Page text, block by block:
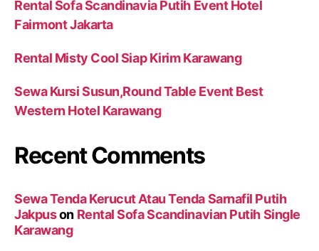
Rental Sofa Scandinavia Putih Event Hotel
Fairmont Jakarta
Rental Misty Cool Siap Kirim Karawang
Sewa Kursi Susun,Round Table Event Best
Western Hotel Karawang
Recent Comments
Sewa Tenda Kerucut Atau Tenda Sarnafil Putih
Jakpuson Rental Sofa Scandinavian Putih Single
Karawang